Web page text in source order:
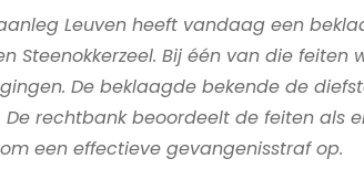
Leuven heeft vandaag een
Steenokkerzeel. Bij één van die
De beklaagde bekende de
rechtbank beoordeelt de feiten als
een effectieve gevangenisstraf op.